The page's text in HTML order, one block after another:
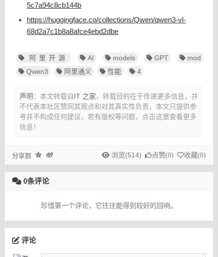
5c7a94c8cb144b
https://huggingface.co/collections/Qwen/qwen3-vl-
68d2a7c1b8a8afce4ebd2dbe
阿里开源 AI models GPT
mod
Qwen3
阿里通义 性能 4
声明 ：本文转载自IT 之家，转载目的在于传递更多信息，并
不代表本社区赞同其观点和对其真实性负责，本文只提供参
考并不构成任何建议， 若有版权等问题，点击这里查看更多
信息！
分享到 浏览(514) 点赞(0) 收藏(0)
0条评论
珍惜第一个评论，它往往能得到较好的回响。
评论